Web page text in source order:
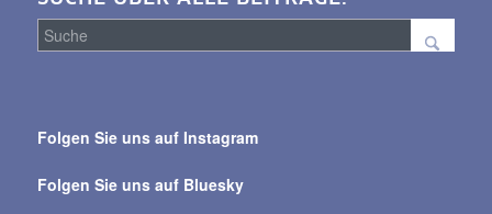
alle
Folgen Sie uns auf Instagram
Folgen Sie uns auf Bluesky